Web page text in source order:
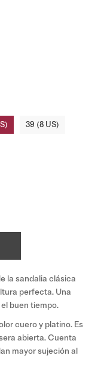
39 (8 US)
la sandalia clásica
perfecta. Una
buen tiempo.
cuero y platino. Es
abierta. Cuenta
mayor sujeción al